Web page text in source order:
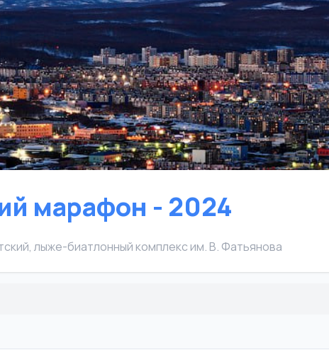
марафон - 2024
лыже-биатлонный комплекс им. В. Фатьянова